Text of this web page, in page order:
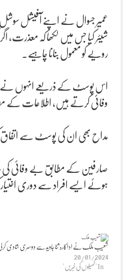
عمیر جسوال نے اپنے آفیشل
رویے کو معمول بنانا چاہیے۔
اس پوسٹ کے ذریعے انہوں نے
وفائی کرتے ہیں، اطلاعات کے
مداح بھی ان کی پوسٹ سے اتفاق
صارفین کے مطابق بے وفائی کی ہر
ہوئے ایسے افراد سے دوری اختیار
شعیب ملک نے اداکارہ ثنا جاوید سے دوسری شادی
20/01/2024
In "کھیلوں کی خبریں"